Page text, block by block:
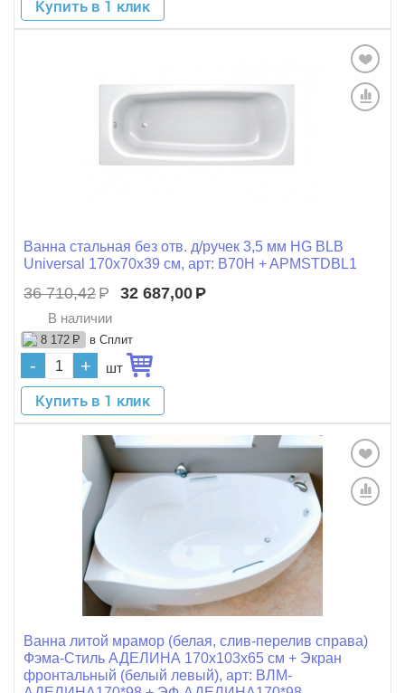
Купить в 1 клик
Ванна стальная без отв. д/ручек 3,5 мм HG BLB
Universal 170x70x39 см, арт: B70H + APMSTDBL1
36 710,42 Р 32 687,00 Р
В наличии
8 172 Р в Сплит
- + шт
Купить в 1 клик
Ванна литой мрамор (белая, слив-перелив справа)
Фэма-Стиль АДЕЛИНА 170x103x65 см + Экран
фронтальный (белый левый), арт: ВЛМ-